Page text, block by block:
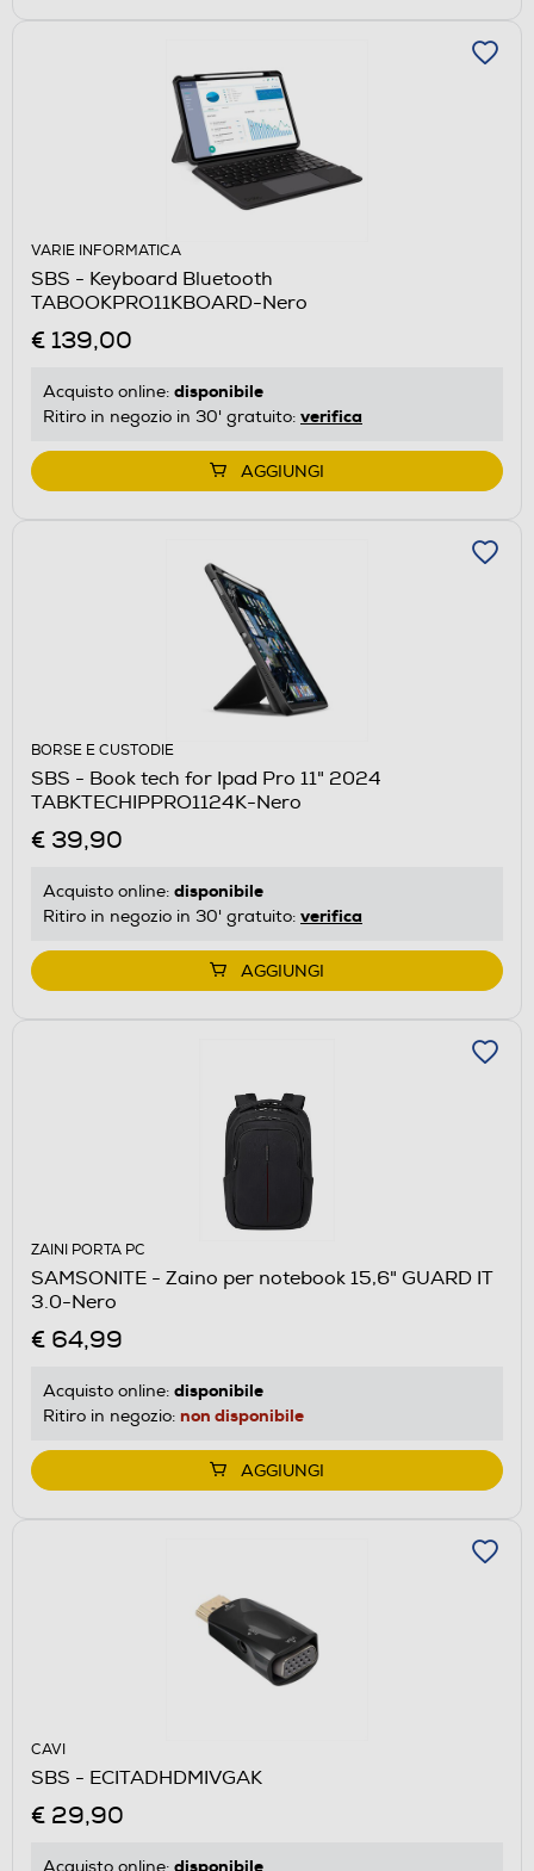
VARIE INFORMATICA
SBS - Keyboard Bluetooth
TABOOKPRO11KBOARD-Nero
€ 139,00
Acquisto online: disponibile
Ritiro in negozio in 30' gratuito: verifica
AGGIUNGI
BORSE E CUSTODIE
SBS - Book tech for Ipad Pro 11" 2024
TABKTECHIPPRO1124K-Nero
€ 39,90
Acquisto online: disponibile
Ritiro in negozio in 30' gratuito: verifica
AGGIUNGI
ZAINI PORTA PC
SAMSONITE - Zaino per notebook 15,6" GUARD IT
3.0-Nero
€ 64,99
Acquisto online: disponibile
Ritiro in negozio: non disponibile
AGGIUNGI
CAVI
SBS - ECITADHDMIVGAK
€ 29,90
Acquisto online: disponibile